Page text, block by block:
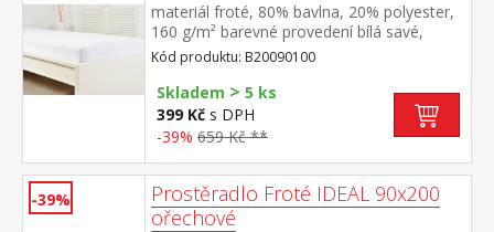
materiál froté, 80% bavlna, 20% polyester,
160 g/m² barevné provedení bílá savé,
odolné, stálobarevné, obšito gumou pro
matrace do výšky 25 cm pratelné do 40 °C
Kód produktu: B20090100
Skladem > 5 ks
399 Kč s DPH
-39% 659 Kč **
-39%
Prostěradlo Froté IDEAL 90x200
ořechové